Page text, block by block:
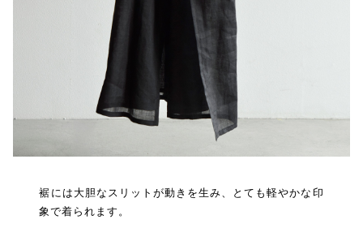
裾には大胆なスリットが動きを生み、とても軽やかな印
象で着られます。